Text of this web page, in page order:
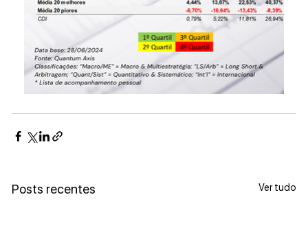
Posts recentes Ver tudo